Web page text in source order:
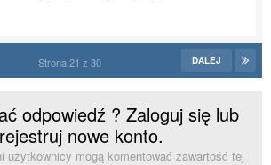
DALEJ
Strona 21 z 30
odpowiedź ? Zaloguj się lub
nowe konto.
użytkownicy mogą komentować zawartość tej